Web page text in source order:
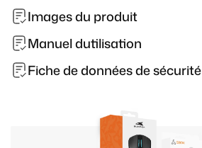
Images du produit
Manuel dutilisation
Fiche de données de sécurité